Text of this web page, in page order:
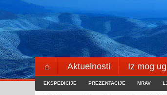
Skip
to
content
⌂ Aktuelnosti Iz mog
Blogeri
⌖
EKSPEDICIJE PREZENTACIJE MRAV